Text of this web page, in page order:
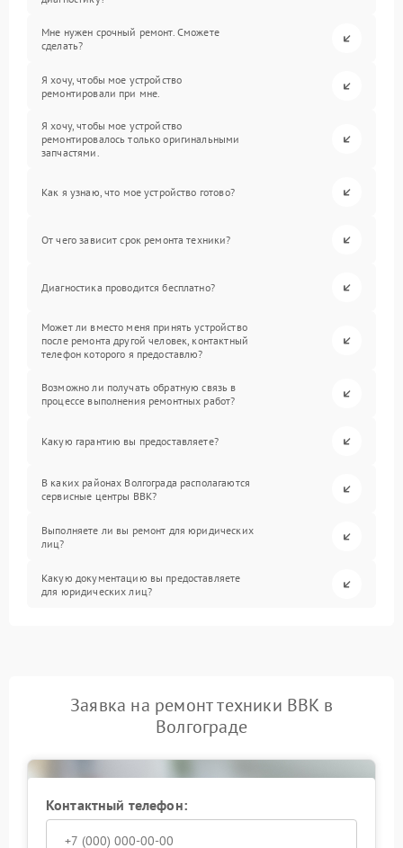
Мне нужен срочный ремонт. Сможете
сделать?
Я хочу, чтобы мое устройство
ремонтировали при мне.
Я хочу, чтобы мое устройство
ремонтировалось только оригинальными
запчастями.
Как я узнаю, что мое устройство готово?
От чего зависит срок ремонта техники?
Диагностика проводится бесплатно?
Может ли вместо меня принять устройство
после ремонта другой человек, контактный
телефон которого я предоставлю?
Возможно ли получать обратную связь в
процессе выполнения ремонтных работ?
Какую гарантию вы предоставляете?
В каких районах Волгограда располагаются
сервисные центры BBK?
Выполняете ли вы ремонт для юридических
лиц?
Какую документацию вы предоставляете
для юридических лиц?
Заявка на ремонт техники BBK в
Волгограде
Контактный телефон: